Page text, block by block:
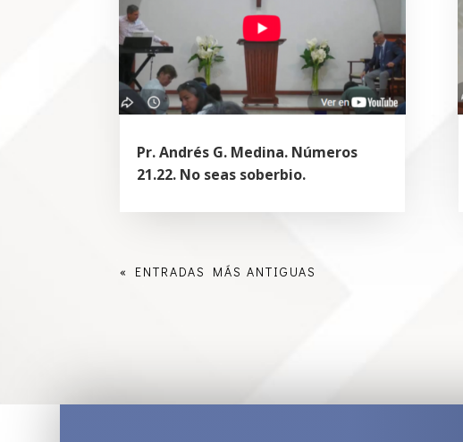
Pr. Andrés G. Medina. Números
21.22. No seas soberbio.
« ENTRADAS MÁS ANTIGUAS